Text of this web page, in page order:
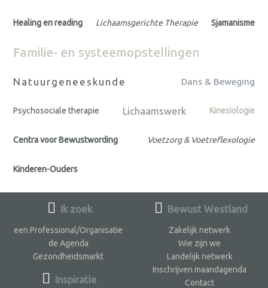
Healing en reading Lichaamsgerichte Therapie Sjamanisme
Familie- en systeemopstellingen
Natuurgeneeskunde Dans & Beweging
Psychosociale therapie Lichaamswerk Kinesiologie
Centra voor Bewustwording Voetzorg & Voetreflexologie
Kinderen-Ouders
Ik zoek
een Professional/Organisatie
de Agenda
Gezondheidsmarkt
Inspiratie
Bewust Westland
Zakelijk netwerk
Wie zijn we
Landelijk netwerk
Inschrijven maandagenda
Contact